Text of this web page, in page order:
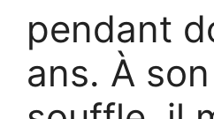
pendant
ans. À